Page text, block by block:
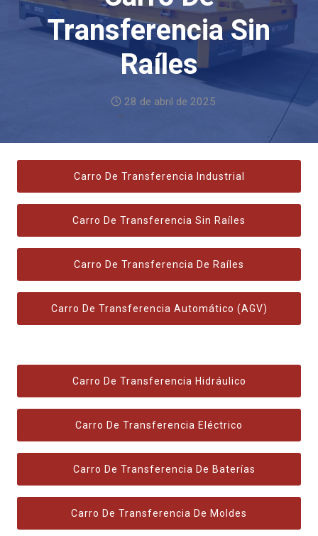
Transferencia Sin
Raíles
28 de abril de 2025
Carro De Transferencia Industrial
Carro De Transferencia Sin Raíles
Carro De Transferencia De Raíles
Carro De Transferencia Automático (AGV)
Carro De Transferencia Hidráulico
Carro De Transferencia Eléctrico
Carro De Transferencia De Baterías
Carro De Transferencia De Moldes